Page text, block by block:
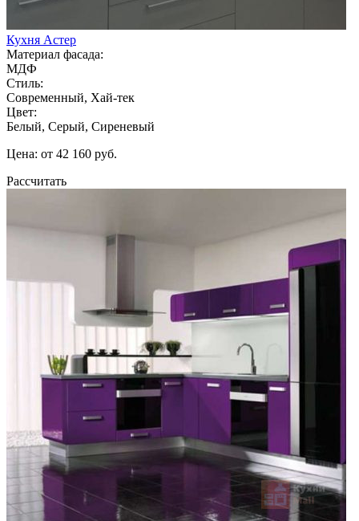
Кухня Астер
Материал фасада:
МДФ
Стиль:
Современный, Хай-тек
Цвет:
Белый, Серый, Сиреневый
Цена: от 42 160 руб.
Рассчитать